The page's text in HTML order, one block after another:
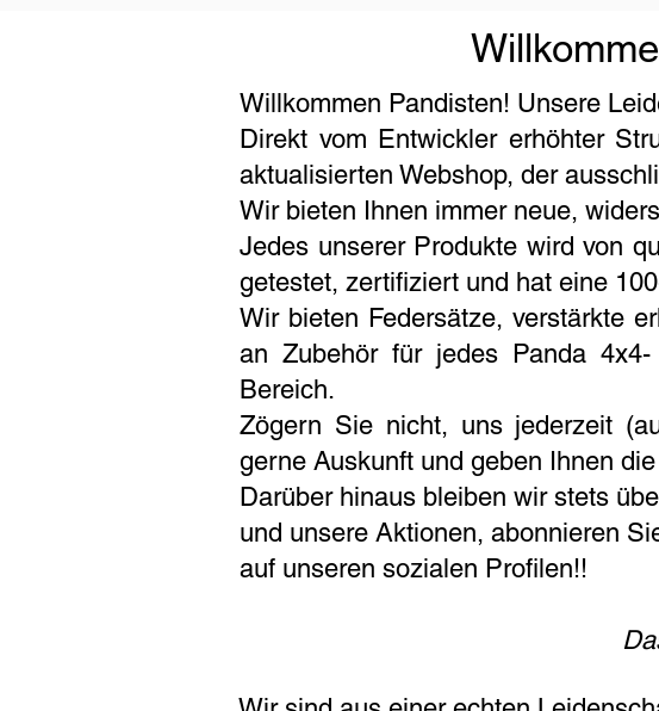
Willkommen Pandisten! Unsere
Direkt vom Entwickler erhöhter
aktualisierten Webshop, der
Wir bieten Ihnen immer neue,
Jedes unserer Produkte wird von
getestet, zertifiziert und hat eine
Wir bieten Federsätze, verstärkte
an Zubehör für jedes Panda
Bereich.
Zögern Sie nicht, uns jederzeit
gerne Auskunft und geben Ihnen
Darüber hinaus bleiben wir stets
und unsere Aktionen, abonnieren
auf unseren sozialen Profilen!!